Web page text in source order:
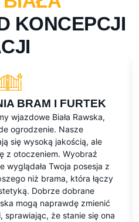
KONCEPCJI
BRAM I FURTEK
wjazdowe Biała Rawska,
ogrodzenie. Nasze
się wysoką jakością, ale
z otoczeniem. Wyobraź
wyglądała Twoja posesja z
niż brama, która łączy
Dobrze dobrane
mogą naprawdę zmienić
sprawiając, że stanie się ona